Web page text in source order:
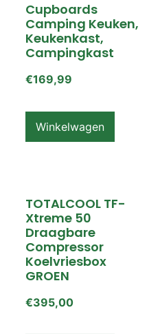
Cupboards
Camping Keuken,
Keukenkast,
Campingkast
€169,99
Winkelwagen
TOTALCOOL TF-
Xtreme 50
Draagbare
Compressor
Koelvriesbox
GROEN
€395,00